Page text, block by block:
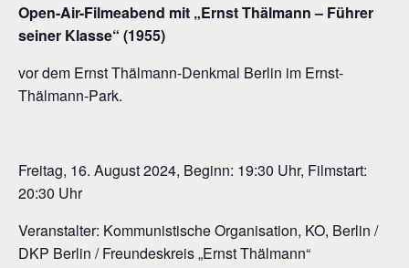
Open-Air-Filmeabend mit „Ernst Thälmann – Führer
seiner Klasse“ (1955)
vor dem Ernst Thälmann-Denkmal Berlin im Ernst-
Thälmann-Park.
Freitag, 16. August 2024, Beginn: 19:30 Uhr, Filmstart:
20:30 Uhr
Veranstalter: Kommunistische Organisation, KO, Berlin /
DKP Berlin / Freundeskreis „Ernst Thälmann“